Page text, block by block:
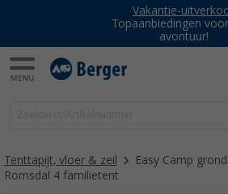
Vakantie-
Topaanbiedingen
avontuur!
Tenttapijt, vloer & zeil
Easy Camp
Romsdal 4 familietent